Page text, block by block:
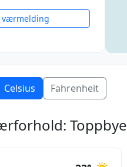
værmelding
Celsius Fahrenheit